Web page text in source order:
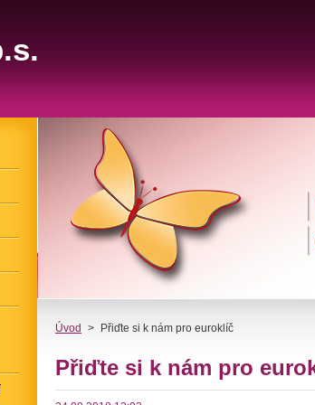
Úvod > Přiďte si k nám pro euroklíč
Přiďte si k nám pro